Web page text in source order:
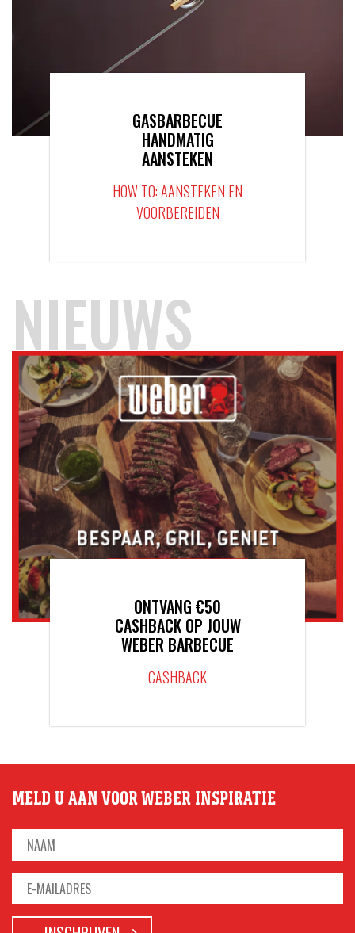
GASBARBECUE
HANDMATIG
AANSTEKEN
HOW TO: AANSTEKEN EN
VOORBEREIDEN
NIEUWS
ONTVANG €50
CASHBACK OP JOUW
WEBER BARBECUE
CASHBACK
MELD U AAN VOOR WEBER INSPIRATIE